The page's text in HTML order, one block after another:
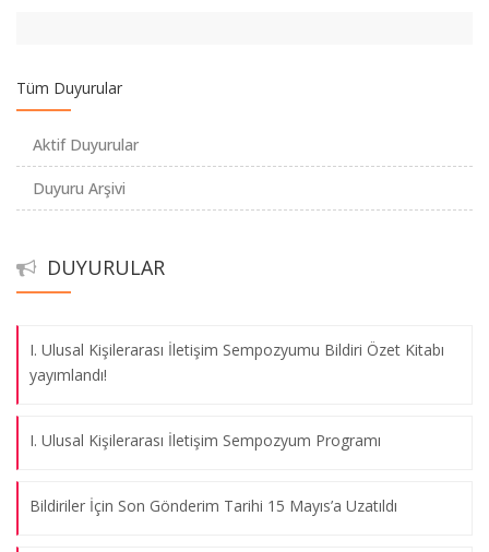
Tüm Duyurular
Aktif Duyurular
Duyuru Arşivi
DUYURULAR
yayımlandı!
I. Ulusal Kişilerarası İletişim Sempozyumu Bildiri Özet Kitabı
yayımlandı!
I. Ulusal Kişilerarası İletişim Sempozyum Programı
Bildiriler İçin Son Gönderim Tarihi 15 Mayıs’a Uzatıldı